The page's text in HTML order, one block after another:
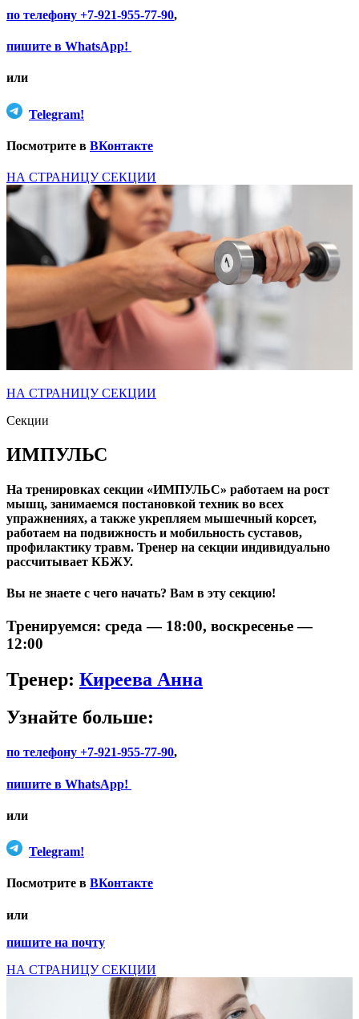
по телефону +7-921-955-77-90,
пишите в WhatsApp!
или
Telegram!
Посмотрите в ВКонтакте
НА СТРАНИЦУ СЕКЦИИ
НА СТРАНИЦУ СЕКЦИИ
Секции
ИМПУЛЬС
На тренировках секции «ИМПУЛЬС» работаем на рост
мышц, занимаемся постановкой техник во всех
упражнениях, а также укрепляем мышечный корсет,
работаем на подвижность и мобильность суставов,
профилактику травм. Тренер на секции индивидуально
рассчитывает КБЖУ.
Вы не знаете с чего начать? Вам в эту секцию!
Тренируемся: среда — 18:00, воскресенье —
12:00
Тренер: Киреева Анна
Узнайте больше:
по телефону +7-921-955-77-90,
пишите в WhatsApp!
или
Telegram!
Посмотрите в ВКонтакте
или
пишите на почту
НА СТРАНИЦУ СЕКЦИИ